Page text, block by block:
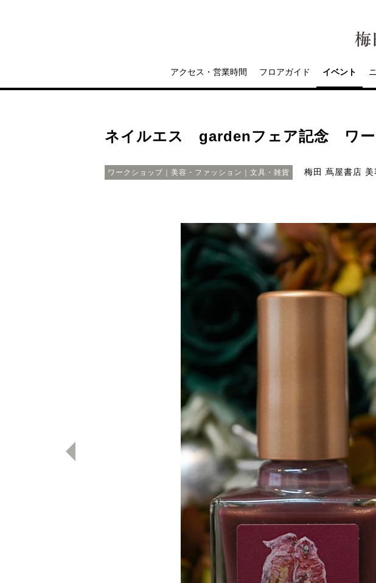
アクセス・営業時間 フロアガイド イベント
ネイルエス gardenフェア記念 ワー
ワークショップ｜美容・ファッション｜文具・雑貨 梅田 蔦屋書店